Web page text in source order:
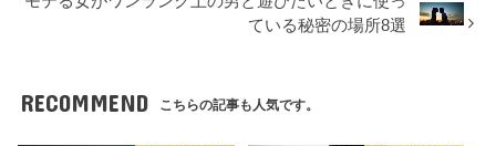
ている秘密の場所8選
RECOMMEND こちらの記事も人気です。